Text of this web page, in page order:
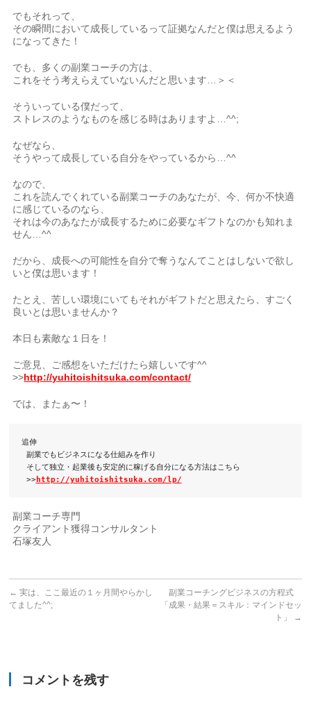
でもそれって、
その瞬間において成長しているって証拠なんだと僕は思えるよう
になってきた！
でも、多くの副業コーチの方は、
これをそう考えらえていないんだと思います…＞＜
そういっている僕だって、
ストレスのようなものを感じる時はありますよ…^^;
なぜなら、
そうやって成長している自分をやっているから…^^
なので、
これを読んでくれている副業コーチのあなたが、今、何か不快適
に感じているのなら、
それは今のあなたが成長するために必要なギフトなのかも知れま
せん…^^
だから、成長への可能性を自分で奪うなんてことはしないで欲し
いと僕は思います！
たとえ、苦しい環境にいてもそれがギフトだと思えたら、すごく
良いとは思いませんか？
本日も素敵な１日を！
ご意見、ご感想をいただけたら嬉しいです^^
>>http://yuhitoishitsuka.com/contact/
では、またぁ〜！
追伸
副業でもビジネスになる仕組みを作り
そして独立・起業後も安定的に稼げる自分になる方法はこちら
>>http://yuhitoishitsuka.com/lp/
副業コーチ専門
クライアント獲得コンサルタント
石塚友人
← 実は、ここ最近の１ヶ月間やらかし
てました^^;
副業コーチングビジネスの方程式
「成果・結果＝スキル：マインドセッ
ト」
→
コメントを残す